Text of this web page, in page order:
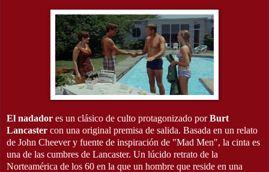
El nadador es un clásico de culto protagonizado porBurt
Lancaster con una original premisa de salida. Basada en un relato
de John Cheever y fuente de inspiración de "Mad Men", la cinta es
una de las cumbres de Lancaster. Un lúcido retrato de la
Norteamérica de los 60 en la que un hombre que reside en una